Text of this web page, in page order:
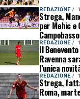
REDAZIONE
Strega,
per Mehic e
REDAZIONE
Il
Ravenna
l’unica
REDAZIONE
Strega,
Roma,